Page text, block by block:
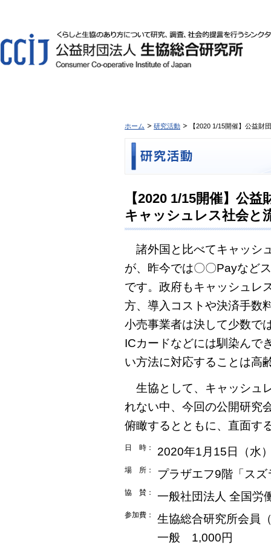
ホーム 研究活動 【2020 1/15開催】公益
【2020 1/15開催】公
キャッシュレス社会と
諸外国と比べてキャッシ
が、昨今では〇〇Payなど
です。政府もキャッシュレ
方、導入コストや決済手数
小売事業者は決して少数で
ICカードなどには馴染んで
い方法に対応することは高
生協として、キャッシュ
れない中、今回の公開研究
俯瞰するとともに、直面す
日 時： 2020年1月15日（水
場 所： プラザエフ9階「スズ
協 賛： 一般社団法人 全国労
参加費：
生協総合研究所会員
一般 1,000円